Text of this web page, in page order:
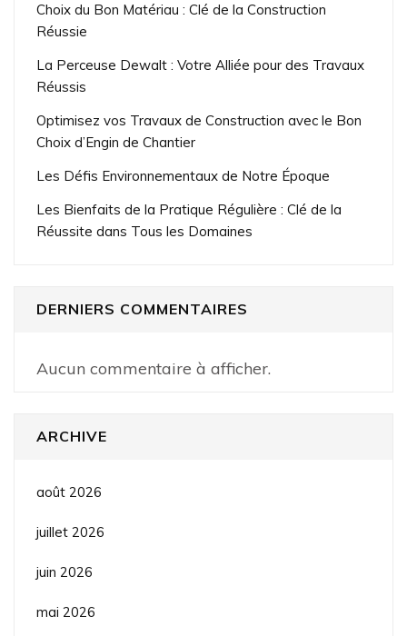
Choix du Bon Matériau : Clé de la Construction
Réussie
La Perceuse Dewalt : Votre Alliée pour des Travaux
Réussis
Optimisez vos Travaux de Construction avec le Bon
Choix d’Engin de Chantier
Les Défis Environnementaux de Notre Époque
Les Bienfaits de la Pratique Régulière : Clé de la
Réussite dans Tous les Domaines
DERNIERS COMMENTAIRES
Aucun commentaire à afficher.
ARCHIVE
août 2026
juillet 2026
juin 2026
mai 2026